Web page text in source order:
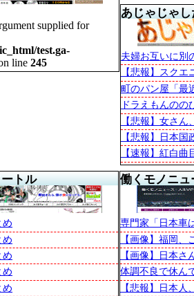
【画像あり
【朗報】最
supplied for
test.ga-
line 245
あじゃじゃし
夫婦お互いに別
流行
【悲報】スク
う
町のパン屋「最
たな…せや！」
ドラえもんの
ｗｗ
【悲報】女さ
【悲報】日本
るパイロット
【速報】紅白
∀ﾟ)━━━━!!
トル
め
め
め
め
め
働くモノニュ
専門家「日本車
【画像】福岡
ｗｗｗｗｗｗｗ
【画像】日本
過ぎると話題に
体調不良で休ん
単位の証拠写
【悲報】日本